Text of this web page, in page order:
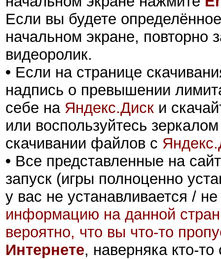
Если вы будете
начальном экране, повторно
видеоролик.
• Если на странице
надпись о превышении
себе на Яндекс.Диск и
или воспользуйтесь
скачивании файлов с
• Все представленные на
запуск (игры полноценно
у вас не устанавливается /
информацию на данной
вероятно, что вы что-то
Интернете, наверняка кто-